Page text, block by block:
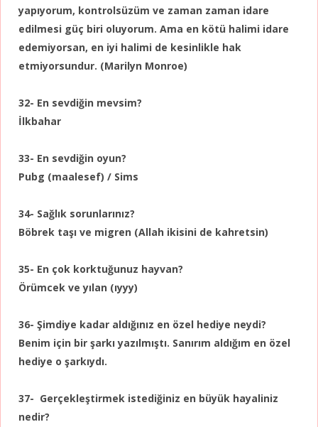
yapıyorum, kontrolsüzüm ve zaman zaman idare
edilmesi güç biri oluyorum. Ama en kötü halimi idare
edemiyorsan, en iyi halimi de kesinlikle hak
etmiyorsundur. (Marilyn Monroe)
32- En sevdiğin mevsim?
İlkbahar
33- En sevdiğin oyun?
Pubg (maalesef) / Sims
34- Sağlık sorunlarınız?
Böbrek taşı ve migren (Allah ikisini de kahretsin)
35- En çok korktuğunuz hayvan?
Örümcek ve yılan (ıyyy)
36- Şimdiye kadar aldığınız en özel hediye neydi?
Benim için bir şarkı yazılmıştı. Sanırım aldığım en özel
hediye o şarkıydı.
37- Gerçekleştirmek istediğiniz en büyük hayaliniz
nedir?